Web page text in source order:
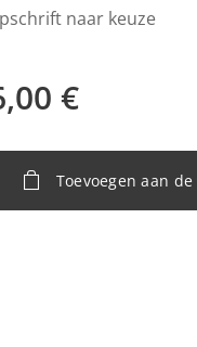
naar keuze
€
Toevoegen aan